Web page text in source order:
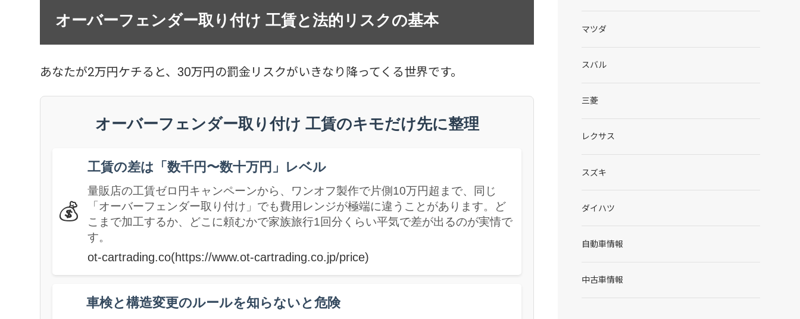
オーバーフェンダー取り付け 工賃と法的リスクの基本
あなたが2万円ケチると、30万円の罰金リスクがいきなり降ってくる世界です。
オーバーフェンダー取り付け 工賃のキモだけ先に整理
💰
工賃の差は「数千円〜数十万円」レベル
量販店の工賃ゼロ円キャンペーンから、ワンオフ製作で片側10万円超まで、同じ
「オーバーフェンダー取り付け」でも費用レンジが極端に違うことがあります。ど
こまで加工するか、どこに頼むかで家族旅行1回分くらい平気で差が出るのが実情で
す。
ot-cartrading.co(https://www.ot-cartrading.co.jp/price)
車検と構造変更のルールを知らないと危険
マツダ
スバル
三菱
レクサス
スズキ
ダイハツ
自動車情報
中古車情報